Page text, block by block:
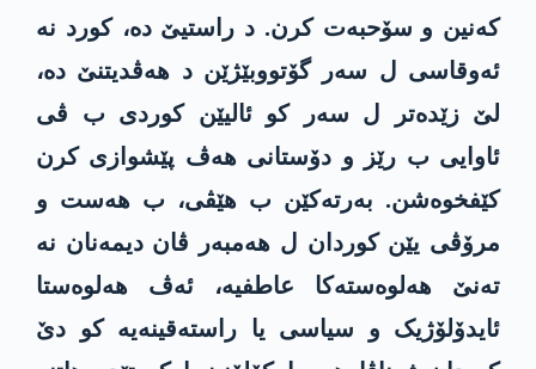
کەنین و سۆحبەت کرن. د راستیێ دە، کورد نە
ئەوقاسی ل سەر گۆتووبێژێن د ھەڤدیتنێ دە،
لێ زێدەتر ل سەر کو ئالیێن کوردی ب ڤی
ئاوایی ب رێز و دۆستانی ھەڤ پێشوازی کرن
کێفخوەشن. بەرتەکێن ب ھێڤی، ب هەست و
مرۆڤی یێن کوردان ل ھەمبەر ڤان دیمەنان نە
تەنێ ھەلوەستەکا عاطفیە، ئەڤ ھەلوەستا
ئایدۆلۆژیک و سیاسی یا راستەقینەیە کو دێ